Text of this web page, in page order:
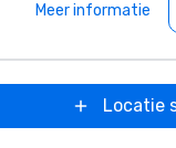
Meer informatie
Locatie